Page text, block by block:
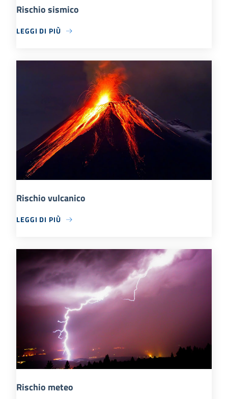
Rischio sismico
LEGGI DI PIÙ
Rischio vulcanico
LEGGI DI PIÙ
Rischio meteo